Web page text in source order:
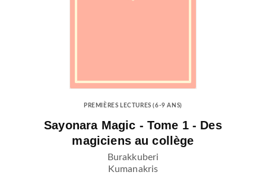
PREMIÈRES LECTURES (6-9 ANS)
Sayonara Magic - Tome 1 - Des
magiciens au collège
Burakkuberi
Kumanakris